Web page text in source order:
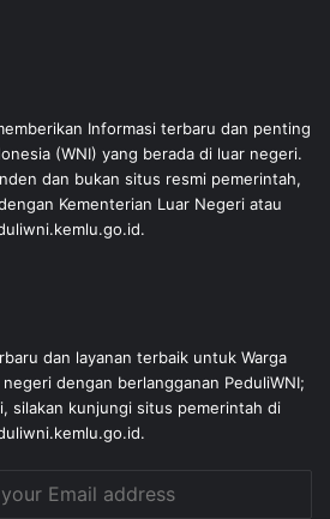
Informasi terbaru dan penting
(WNI) yang berada di luar negeri.
dan bukan situs resmi pemerintah,
Kementerian Luar Negeri atau
dan layanan terbaik untuk Warga
dengan berlangganan PeduliWNI;
silakan kunjungi situs pemerintah di